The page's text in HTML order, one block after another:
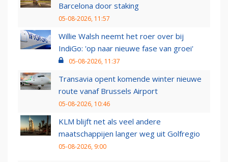
Barcelona door staking
05-08-2026, 11:57
Willie Walsh neemt het roer over bij
IndiGo: 'op naar nieuwe fase van groei'
05-08-2026, 11:37
Transavia opent komende winter nieuwe
route vanaf Brussels Airport
05-08-2026, 10:46
KLM blijft net als veel andere
maatschappijen langer weg uit Golfregio
05-08-2026, 9:00